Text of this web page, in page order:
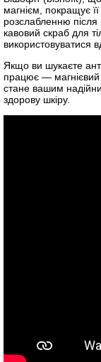
магнієм, покращує
розслабленню
кавовий скраб для
використовуватися
Якщо ви шукаєте
працює — магнієвий
стане вашим
здорову шкіру.